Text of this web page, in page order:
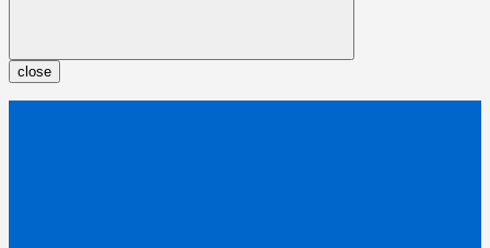
close